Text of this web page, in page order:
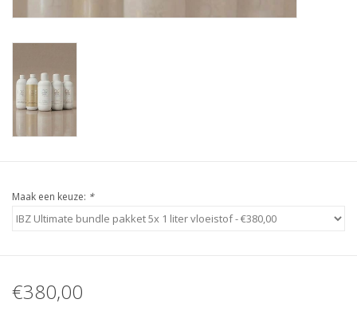
Suntana
Sjolie
Maak een keuze: *
€380,00